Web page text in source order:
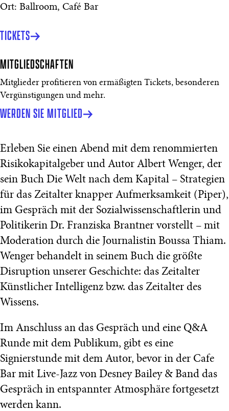
Ort: Ballroom, Café Bar
TICKETS
MITGLIEDSCHAFTEN
Mitglieder profitieren von ermäßigten Tickets, besonderen
Vergünstigungen und mehr.
WERDEN SIE MITGLIED
Erleben Sie einen Abend mit dem renommierten
Risikokapitalgeber und Autor Albert Wenger, der
sein Buch Die Welt nach dem Kapital – Strategien
für das Zeitalter knapper Aufmerksamkeit (Piper),
im Gespräch mit der Sozialwissenschaftlerin und
Politikerin Dr. Franziska Brantner vorstellt – mit
Moderation durch die Journalistin Boussa Thiam.
Wenger behandelt in seinem Buch die größte
Disruption unserer Geschichte: das Zeitalter
Künstlicher Intelligenz bzw. das Zeitalter des
Wissens.
Im Anschluss an das Gespräch und eine Q&A
Runde mit dem Publikum, gibt es eine
Signierstunde mit dem Autor, bevor in der Cafe
Bar mit Live-Jazz von Desney Bailey & Band das
Gespräch in entspannter Atmosphäre fortgesetzt
werden kann.